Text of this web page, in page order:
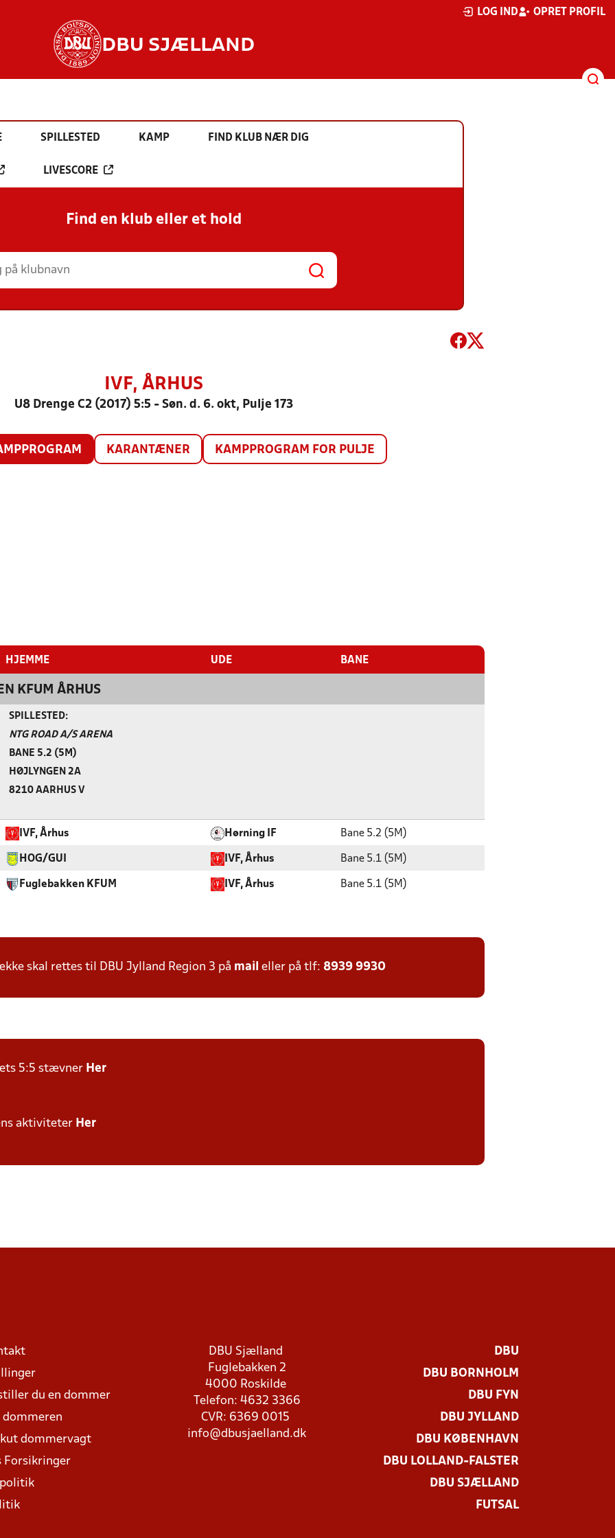
LOG IND OPRET PROFIL
DBU SJÆLLAND
SPILLESTED KAMP FIND KLUB NÆR DIG
LIVESCORE
Find en klub eller et hold
IVF, ÅRHUS
U8 Drenge C2 (2017) 5:5 - Søn. d. 6. okt, Pulje 173
KARANTÆNER KAMPPROGRAM FOR PULJE
HJEMME UDE BANE
KFUM ÅRHUS
SPILLESTED:
NTG ROAD A/S ARENA
BANE 5.2 (5M)
HØJLYNGEN 2A
8210 AARHUS V
IVF, Århus Hørning IF Bane 5.2 (5M)
HOG/GUI IVF, Århus Bane 5.1 (5M)
Fuglebakken KFUM IVF, Århus Bane 5.1 (5M)
skal rettes til DBU Jylland Region 3 på mail eller på tlf: 8939 9930
5:5 stævner Her
aktiviteter Her
du en dommer
dommeren
dommervagt
Forsikringer
DBU Sjælland
Fuglebakken 2
4000 Roskilde
Telefon: 4632 3366
CVR: 6369 0015
info@dbusjaelland.dk
DBU
DBU BORNHOLM
DBU FYN
DBU JYLLAND
DBU KØBENHAVN
DBU LOLLAND-FALSTER
DBU SJÆLLAND
FUTSAL